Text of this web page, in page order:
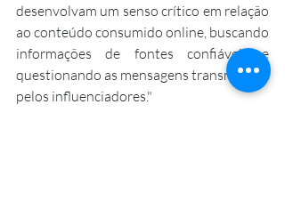
desenvolvam um senso crítico em relação
ao conteúdo consumido online, buscando
informações de fontes confiáveis e
questionando as mensagens transmitidas
pelos influenciadores."